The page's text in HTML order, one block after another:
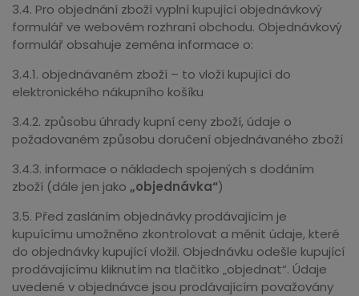
3.4. Pro objednání zboží vyplní kupující objednávkový
formulář ve webovém rozhraní obchodu. Objednávkový
formulář obsahuje zeména informace o:
3.4.1. objednávaném zboží – to vloží kupující do
elektronického nákupního košíku
3.4.2. způsobu úhrady kupní ceny zboží, údaje o
požadovaném způsobu doručení objednávaného zboží
3.4.3. informace o nákladech spojených s dodáním
zboží (dále jen jako „objednávka“)
3.5. Před zasláním objednávky prodávajícím je
kupuícímu umožněno zkontrolovat a měnit údaje, které
do objednávky kupující vložil. Objednávku odešle kupující
prodávajícímu kliknutím na tlačítko „objednat“. Údaje
uvedené v objednávce jsou prodávajícím považovány